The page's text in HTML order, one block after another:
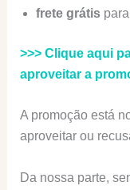
frete grátis
>>> Clique aqui
aproveitar a
A promoção está
aproveitar ou
Da nossa parte,